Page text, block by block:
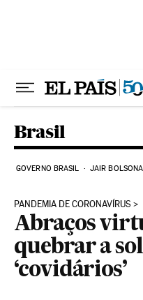
Brasil
GOVERNO BRASIL JAIR
PANDEMIA DE CORONAVÍRUS
Abraços
quebrar a
‘covidários’